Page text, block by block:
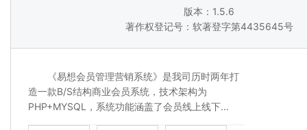
版本：1.5.6
著作权登记号：软著登字第4435645号
《易想会员管理营销系统》是我司历时两年打
造一款B/S结构商业会员系统，技术架构为
PHP+MYSQL，系统功能涵盖了会员线上线下...